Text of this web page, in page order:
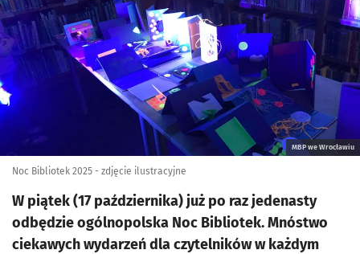
MBP we Wrocławiu
Noc Bibliotek 2025 - zdjęcie ilustracyjne
W piątek (17 października) już po raz jedenasty
odbędzie ogólnopolska Noc Bibliotek. Mnóstwo
ciekawych wydarzeń dla czytelników w każdym